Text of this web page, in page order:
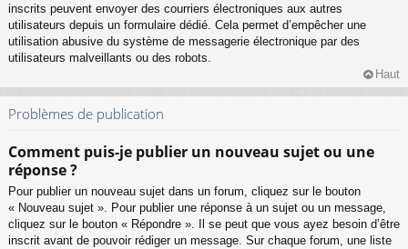
inscrits peuvent envoyer des courriers électroniques aux autres
utilisateurs depuis un formulaire dédié. Cela permet d’empêcher une
utilisation abusive du système de messagerie électronique par des
utilisateurs malveillants ou des robots.
Haut
Problèmes de publication
Comment puis-je publier un nouveau sujet ou une
réponse ?
Pour publier un nouveau sujet dans un forum, cliquez sur le bouton
« Nouveau sujet ». Pour publier une réponse à un sujet ou un message,
cliquez sur le bouton « Répondre ». Il se peut que vous ayez besoin d’être
inscrit avant de pouvoir rédiger un message. Sur chaque forum, une liste